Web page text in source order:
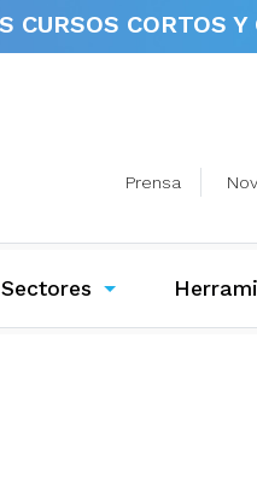
CURSOS CORTOS Y
Prensa
Sectores